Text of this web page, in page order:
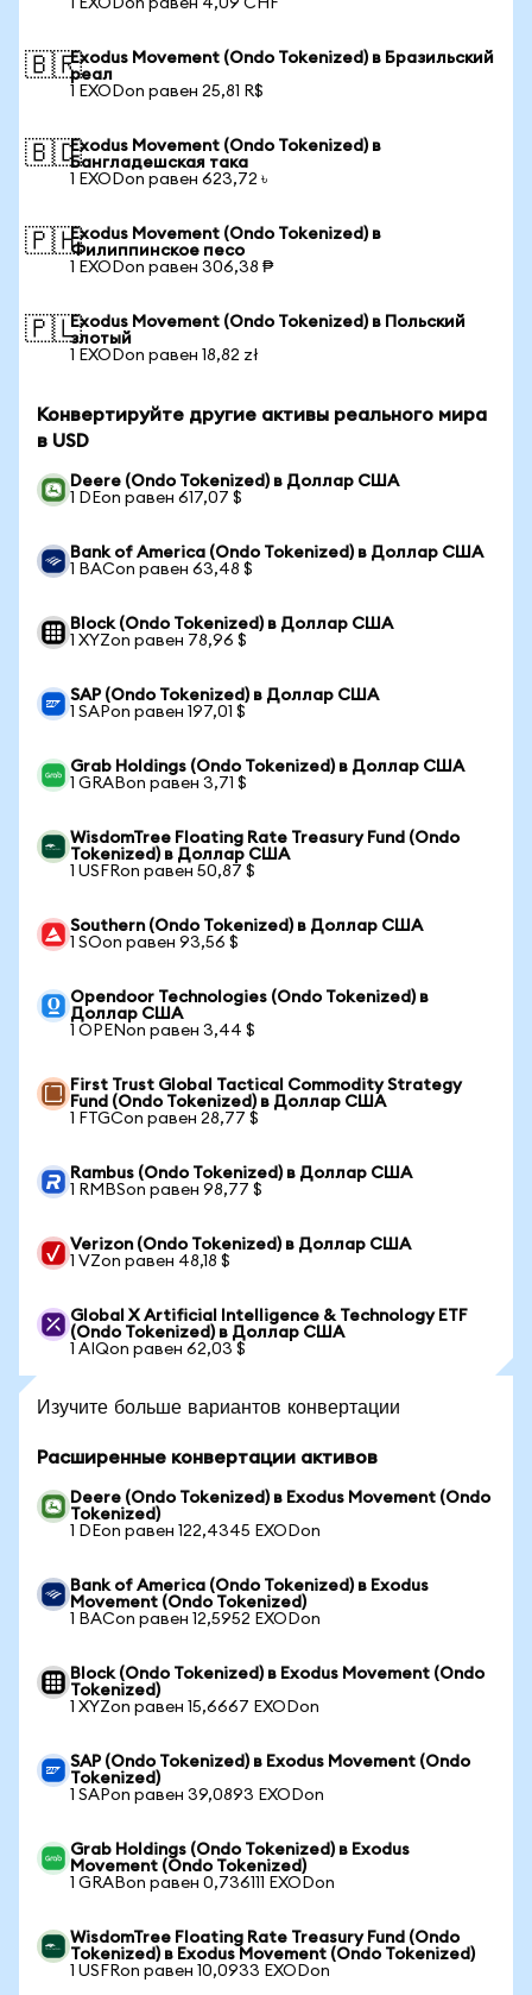
1 EXODon равен 4,09 CHF
🇧🇷Exodus Movement (Ondo Tokenized) в Бразильский
реал
1 EXODon равен 25,81 R$
🇧🇩Exodus Movement (Ondo Tokenized) в
Бангладешская така
1 EXODon равен 623,72 ৳
🇵🇭Exodus Movement (Ondo Tokenized) в
Филиппинское песо
1 EXODon равен 306,38 ₱
🇵🇱Exodus Movement (Ondo Tokenized) в Польский
злотый
1 EXODon равен 18,82 zł
Конвертируйте другие активы реального мира
в USD
Deere (Ondo Tokenized) в Доллар США
1 DEon равен 617,07 $
Bank of America (Ondo Tokenized) в Доллар США
1 BACon равен 63,48 $
Block (Ondo Tokenized) в Доллар США
1 XYZon равен 78,96 $
SAP (Ondo Tokenized) в Доллар США
1 SAPon равен 197,01 $
Grab Holdings (Ondo Tokenized) в Доллар США
1 GRABon равен 3,71 $
WisdomTree Floating Rate Treasury Fund (Ondo
Tokenized) в Доллар США
1 USFRon равен 50,87 $
Southern (Ondo Tokenized) в Доллар США
1 SOon равен 93,56 $
Opendoor Technologies (Ondo Tokenized) в
Доллар США
1 OPENon равен 3,44 $
First Trust Global Tactical Commodity Strategy
Fund (Ondo Tokenized) в Доллар США
1 FTGCon равен 28,77 $
Rambus (Ondo Tokenized) в Доллар США
1 RMBSon равен 98,77 $
Verizon (Ondo Tokenized) в Доллар США
1 VZon равен 48,18 $
Global X Artificial Intelligence & Technology ETF
(Ondo Tokenized) в Доллар США
1 AIQon равен 62,03 $
Изучите больше вариантов конвертации
Расширенные конвертации активов
Deere (Ondo Tokenized) в Exodus Movement (Ondo
Tokenized)
1 DEon равен 122,4345 EXODon
Bank of America (Ondo Tokenized) в Exodus
Movement (Ondo Tokenized)
1 BACon равен 12,5952 EXODon
Block (Ondo Tokenized) в Exodus Movement (Ondo
Tokenized)
1 XYZon равен 15,6667 EXODon
SAP (Ondo Tokenized) в Exodus Movement (Ondo
Tokenized)
1 SAPon равен 39,0893 EXODon
Grab Holdings (Ondo Tokenized) в Exodus
Movement (Ondo Tokenized)
1 GRABon равен 0,736111 EXODon
WisdomTree Floating Rate Treasury Fund (Ondo
Tokenized) в Exodus Movement (Ondo Tokenized)
1 USFRon равен 10,0933 EXODon